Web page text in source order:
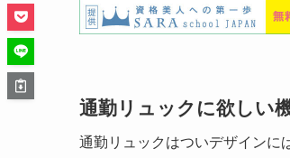
通勤リュックに欲しい
通勤リュックはついデザインに